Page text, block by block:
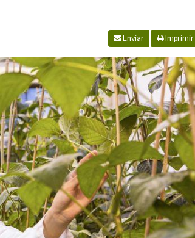
Enviar Imprimir